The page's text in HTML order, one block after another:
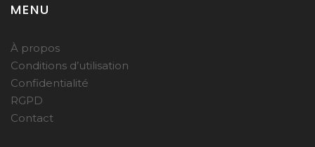
MENU
À propos
Conditions d’utilisation
Confidentialité
RGPD
Contact